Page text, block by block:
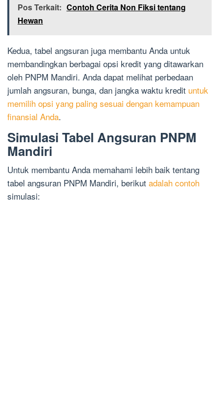
Pos Terkait: Contoh Cerita Non Fiksi tentang
Hewan
Kedua, tabel angsuran juga membantu Anda untuk
membandingkan berbagai opsi kredit yang ditawarkan
oleh PNPM Mandiri. Anda dapat melihat perbedaan
jumlah angsuran, bunga, dan jangka waktu kredit untuk
memilih opsi yang paling sesuai dengan kemampuan
finansial Anda.
Simulasi Tabel Angsuran PNPM
Mandiri
Untuk membantu Anda memahami lebih baik tentang
tabel angsuran PNPM Mandiri, berikut adalah contoh
simulasi: